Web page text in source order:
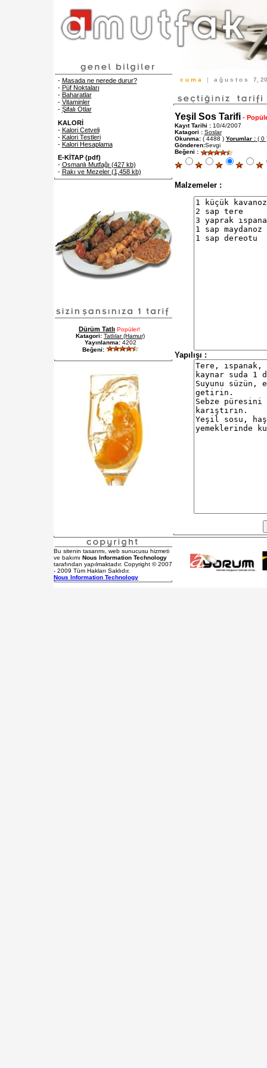
- Masada ne nerede durur?
- Püf Noktaları
- Baharatlar
- Vitaminler
- Şifalı Otlar
KALORİ
- Kalori Cetveli
- Kalori Testleri
- Kalori Hesaplama
E-KİTAP (pdf)
- Osmanlı Mutfağı (427 kb)
- Rakı ve Mezeler (1,458 kb)
Dürüm Tatlı Popüler!
Katagori: Tatlılar (Hamur)
Yayınlanma: 4202
Beğeni:
c u m a | a ğ u s t o s 7,
Yeşil Sos Tarifi -
Kayıt Tarihi :10/4/2007
Katagori : Soslar
Okunma:( 4488 ) Yorumlar :( 0
Gönderen:Sevgi
Beğeni :
Malzemeler :
Yapılışı :
Bu sitenin tasarımı, web sunucusu hizmeti
ve bakımı Nous Information Technology
tarafından yapılmaktadır. Copyright © 2007
- 2009 Tüm Hakları Saklıdır.
Nous Information Technology